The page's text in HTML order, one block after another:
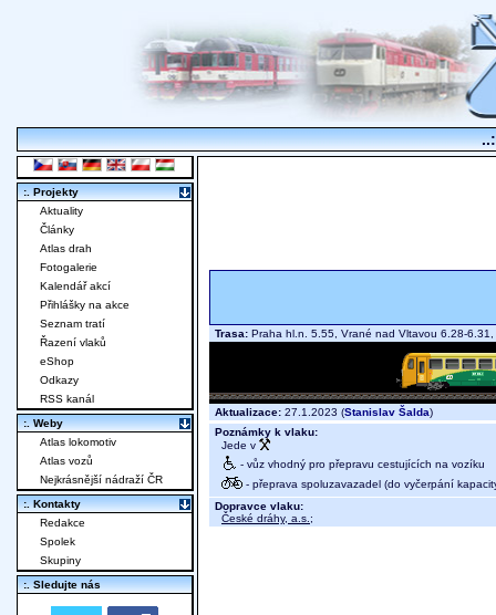
Trasa: Praha hl.n. 5.55, Vrané nad Vltavou 6.28-
Aktualizace: 27.1.2023 (Stanislav Šalda)
Poznámky k vlaku:
Jede v
- vůz vhodný pro přepravu cestujících na vozíku
- přeprava spoluzavazadel (do vyčerpání
Dopravce vlaku:
České dráhy, a.s. ;
:. Projekty
Aktuality
Články
Atlas drah
Fotogalerie
Kalendář akcí
Přihlášky na akce
Seznam tratí
Řazení vlaků
eShop
Odkazy
RSS kanál
:. Weby
Atlas lokomotiv
Atlas vozů
Nejkrásnější nádraží ČR
:. Kontakty
Redakce
Spolek
Skupiny
:. Sledujte nás